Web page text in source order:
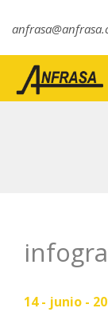
14 - junio -